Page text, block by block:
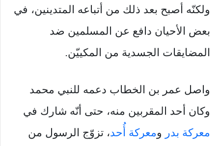
ولكنّه أصبح بعد ذلك من أتباعه المتدينين، في
بعض الأحيان دافع عن المسلمين ضد
المضايقات الجسدية من المكييّن.
واصل عمر بن الخطاب دعمه للنبي محمد
وكان أحد المقربين منه، حتى أنّه شارك في
معركة بدر ومعركة أُحد، تزوّج الرسول من